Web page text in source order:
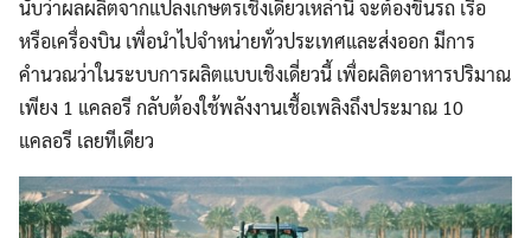
นับว่าผลผลิตจากแปลงเกษตรเชิงเดี่ยวเหล่านี้ จะต้องขึ้นรถ เรือ
หรือเครื่องบิน เพื่อนำไปจำหน่ายทั่วประเทศและส่งออก มีการ
คำนวณว่าในระบบการผลิตแบบเชิงเดี่ยวนี้ เพื่อผลิตอาหารปริมาณ
เพียง 1 แคลอรี กลับต้องใช้พลังงานเชื้อเพลิงถึงประมาณ 10
แคลอรี เลยทีเดียว